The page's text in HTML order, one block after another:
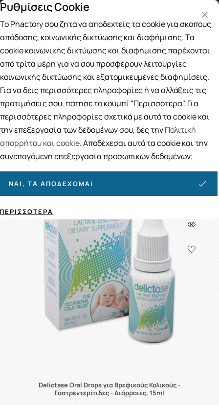
Δωρεάν μεταφορικά για αγορές άνω των
Αναζήτηση
Αρχική / Εταιρίες / Delictase
Delictase
Ταξινόμηση Προβολή
1 ΠΡΟΪΌΝΤΑ
Delictase Oral Drops για Βρεφικούς Κολικούς -
Γαστρεντερίτιδες - Διάρροιες, 15ml
Ρυθμίσεις Cookie
Το Phactory σου ζητά να αποδεχτείς τα cookie για σκοπούς
απόδοσης, κοινωνικής δικτύωσης και διαφήμισης. Τα
cookie κοινωνικής δικτύωσης και διαφήμισης παρέχονται
από τρίτα μέρη για να σου προσφέρουν λειτουργίες
κοινωνικής δικτύωσης και εξατομικευμένες διαφημίσεις.
Για να δεις περισσότερες πληροφορίες ή να αλλάξεις τις
προτιμήσεις σου, πάτησε το κουμπί "Περισσότερα". Για
περισσότερες πληροφορίες σχετικά με αυτά τα cookie και
την επεξεργασία των δεδομένων σου, δες τηνΠολιτική
απορρήτου και cookie. Αποδέχεσαι αυτά τα cookie και την
συνεπαγόμενη επεξεργασία προσωπικών δεδομένων;
ΝΑΙ, ΤΑ ΑΠΟΔΈΧΟΜΑΙ
ΠΕΡΙΣΣΌΤΕΡΑ